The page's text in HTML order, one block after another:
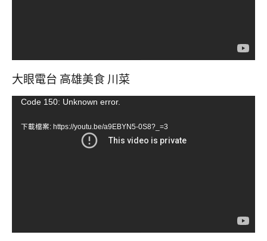
大眼電台 高雄美食 川菜
視Code 150: Unknown error.
下載檔案: https://youtu.be/a9EBYN5-0S8?_=3